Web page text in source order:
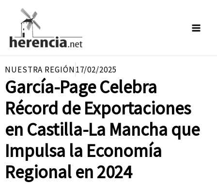
contenido
NUESTRA REGIÓN17/02/2025
García-Page Celebra
Récord de Exportaciones
en Castilla-La Mancha que
Impulsa la Economía
Regional en 2024